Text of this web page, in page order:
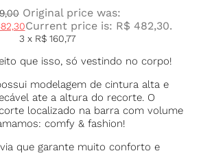
Original price was:
Current price is: R$ 482,30.
3 x R$ 160,77
que isso, só vestindo no corpo!
modelagem de cintura alta e
ate a altura do recorte. O
localizado na barra com volume
comfy & fashion!
que garante muito conforto e